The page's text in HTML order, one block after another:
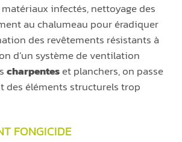
infectés, nettoyage des
au chalumeau pour éradiquer
des revêtements résistants à
d’un système de ventilation
charpenteset planchers, on passe
des éléments structurels trop
FONGICIDE